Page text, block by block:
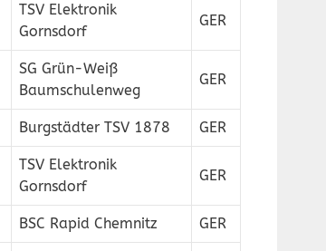
TSV Elektronik
Gornsdorf
GER
SG Grün-Weiß
Baumschulenweg
GER
Burgstädter TSV 1878 GER
TSV Elektronik
Gornsdorf
GER
BSC Rapid Chemnitz GER